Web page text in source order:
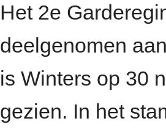
Het 2e
deelgenomen
is Winters op 30
gezien. In het